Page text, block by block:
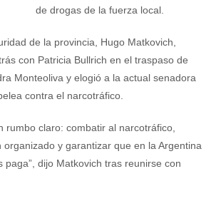
de drogas de la fuerza local.
de la provincia, Hugo Matkovich,
con Patricia Bullrich en el traspaso de
Monteoliva y elogió a la actual senadora
contra el narcotráfico.
rumbo claro: combatir al narcotráfico,
y garantizar que en la Argentina
paga”, dijo Matkovich tras reunirse con